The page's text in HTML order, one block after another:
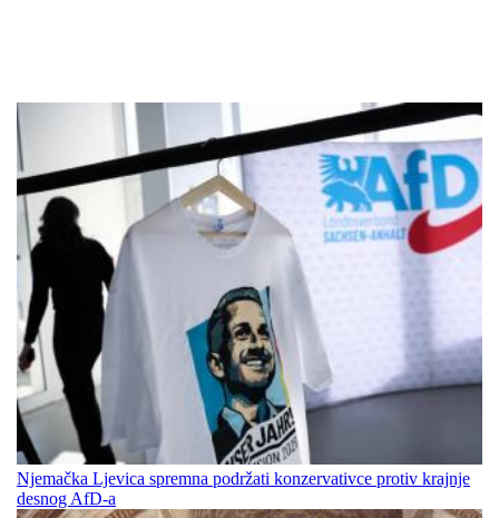
Njemačka Ljevica spremna podržati konzervativce protiv krajnje
desnog AfD-a